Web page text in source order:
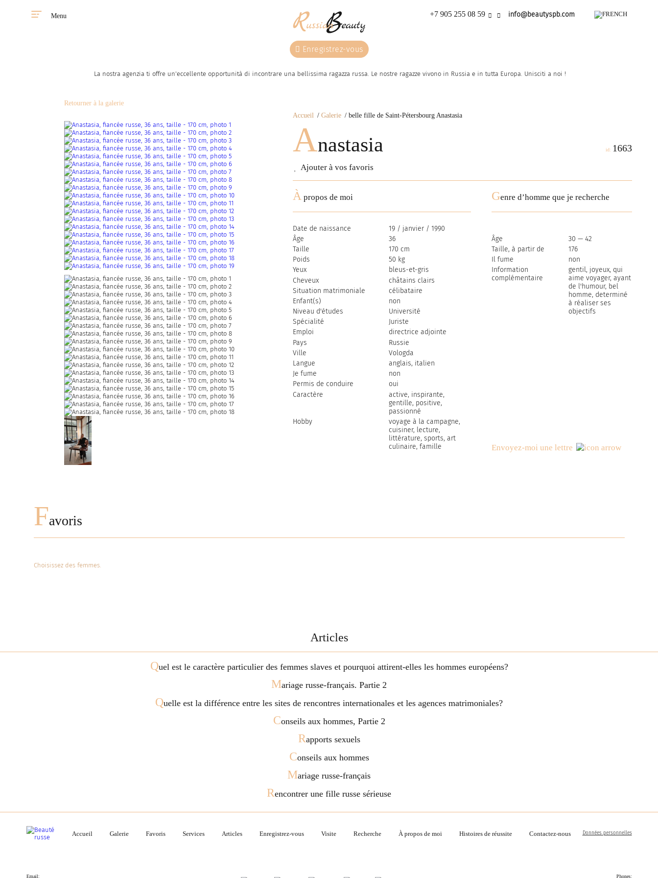
Menu +7 905 255 08 59 info@beautyspb.com
Enregistrez-vous
La nostra agenzia ti offre un'eccellente opportunità di incontrare una bellissima ragazza russa. Le nostre ragazze vivono in Russia e in tutta Europa. Unisciti a noi !
Accueil Galerie belle fille de Saint-Pétersbourg Anastasia
Anastasia
Ajouter à vos favoris
id: 1663
Retourner à la galerie
Àpropos de moi
Date de naissance
19 / janvier / 1990
Âge
36
Taille
170 cm
Poids
50 kg
Yeux
bleus-et-gris
Cheveux
сhâtains clairs
Situation matrimoniale
célibataire
Enfant(s)
non
Niveau d'études
Université
Spécialité
Juriste
Emploi
directrice adjointe
Pays
Russie
Ville
Vologda
Langue
anglais, italien
Je fume
non
Permis de conduire
oui
Caractère
active, inspirante,
gentille, positive,
passionné
Hobby
voyage à la campagne,
cuisiner, lecture,
littérature, sports, art
culinaire, famille
Genre d’homme que je recherche
Âge
30 — 42
Taille, à partir de
176
Il fume
non
Information
complémentaire
gentil, joyeux, qui
aime voyager, ayant
de l'humour, bel
homme, determiné
à réaliser ses
objectifs
Envoyez-moi une lettre
Favoris
Choisissez des femmes.
Articles
Quel est le caractère particulier des femmes slaves et pourquoi attirent-elles les hommes européens?
Mariage russe-français. Partie 2
Quelle est la différence entre les sites de rencontres internationales et les agences matrimoniales?
Conseils aux hommes, Partie 2
Rapports sexuels
Conseils aux hommes
Mariage russe-français
Rencontrer une fille russe sérieuse
Accueil Galerie Favoris Services Articles Enregistrez-vous Visite Recherche À propos de moi Histoires de réussite Contactez-nous Données personnelles
Email: Phones: